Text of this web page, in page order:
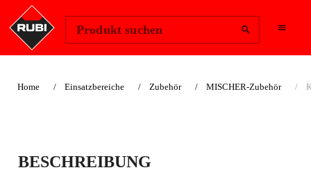
Produkt suchen
Home Einsatzbereiche Zubehör MISCHER-Zubehör
KÜBEL RUBIMIX-N
BESCHREIBUNG